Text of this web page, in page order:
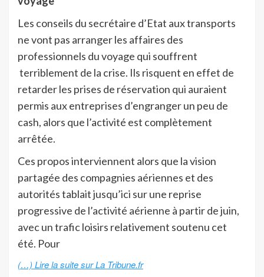
Les conseils du secrétaire d’Etat aux transports
ne vont pas arranger les affaires des
professionnels du voyage qui souffrent
terriblement de la crise. Ils risquent en effet de
retarder les prises de réservation qui auraient
permis aux entreprises d’engranger un peu de
cash, alors que l’activité est complètement
arrêtée.
Ces propos interviennent alors que la vision
partagée des compagnies aériennes et des
autorités tablait jusqu’ici sur une reprise
progressive de l’activité aérienne à partir de juin,
avec un trafic loisirs relativement soutenu cet
été. Pour
(…) Lire la suite sur La Tribune.fr